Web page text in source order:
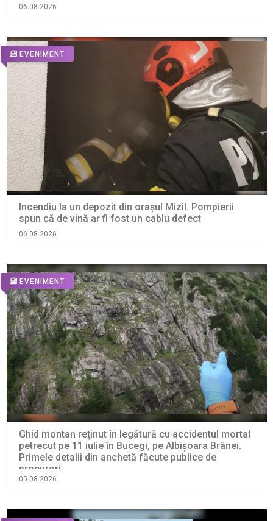
06.08.2026
EVENIMENT
Incendiu la un depozit din orașul Mizil. Pompierii
spun că de vină ar fi fost un cablu defect
06.08.2026
EVENIMENT
Ghid montan reținut în legătură cu accidentul mortal
petrecut pe 11 iulie în Bucegi, pe Albișoara Brânei.
Primele detalii din anchetă făcute publice de
procurori
05.08.2026